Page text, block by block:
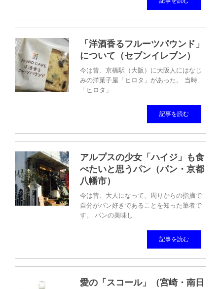
「洋酒香るフルーツパウンド」
について（セブンイレブン）
今は昔、京橋駅（大阪）に大阪人にはなじ
みの洋菓子屋「ヒロタ」があった。 当時
「ヒロタ」
記事を読む
アルプスの少女「ハイジ」も食
べたいと思うパン（パン・京都
八幡市）
今は昔、大人になって、周りからの指摘で
自分がパン好きであることを知った筆者で
す。 パンの美味し
記事を読む
愛の「スコール」（宮崎・南日